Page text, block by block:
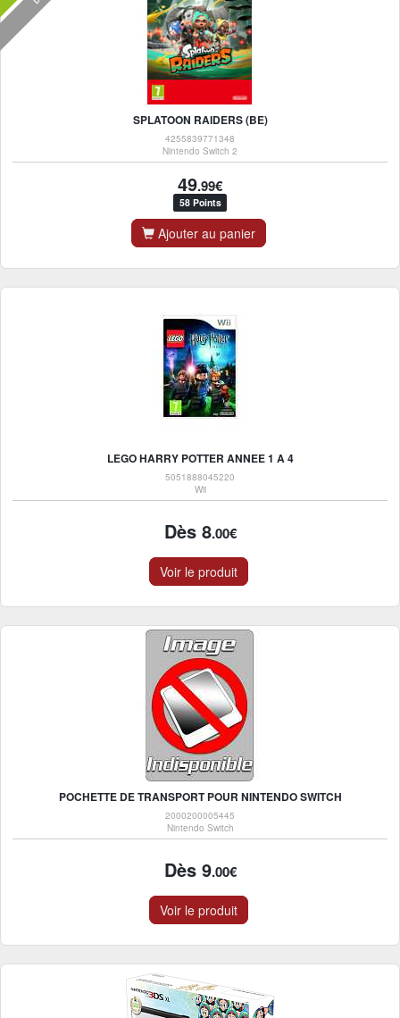
SPLATOON RAIDERS (BE)
4255839771348
Nintendo Switch 2
49.99€
58 Points
Ajouter au panier
LEGO HARRY POTTER ANNEE 1 A 4
5051888045220
Wii
Dès 8.00€
Voir le produit
POCHETTE DE TRANSPORT POUR NINTENDO SWITCH
2000200005445
Nintendo Switch
Dès 9.00€
Voir le produit